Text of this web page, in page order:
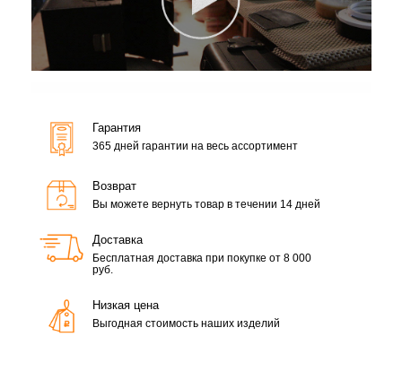
Гарантия
365 дней гарантии на весь ассортимент
Возврат
Вы можете вернуть товар в течении 14 дней
Доставка
Бесплатная доставка при покупке от 8 000
руб.
Низкая цена
Выгодная стоимость наших изделий